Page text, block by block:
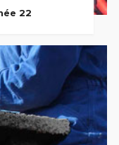
22